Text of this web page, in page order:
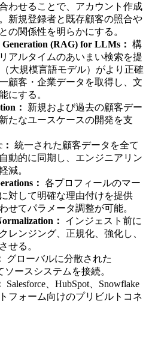
わせることで、アカウント作成
新規登録者と既存顧客の照合や
の関係性を明らかにする。
(RAG) for LLMs： 構
アルタイムのあいまい検索を提
大規模言語モデル）がより正確
顧客・企業データを取得し、文
にする。
：
新規および過去の顧客デー
たなユースケースの開発を支
統一された顧客データを全て
動的に同期し、エンジニアリン
減。
： 各プロフィールのマー
対して明確な理由付けを提供
せてパラメータ調整が可能。
：
インジェスト前に
レンジング、正規化、強化し、
せる。
グローバルに分散された
ソースシステムを接続。
Salesforce、HubSpot、Snowflake
フォーム向けのプリビルトコネ